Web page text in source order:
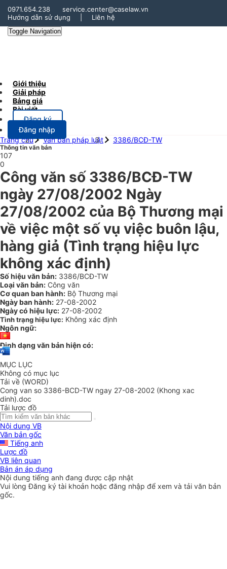
0971.654.238
service.center@caselaw.vn
Hướng dẫn sử dụng
Liên hệ
Toggle Navigation
Giới thiệu
Giải pháp
Bảng giá
Bài viết
Đăng ký
Đăng nhập
Trang chủ
Văn bản pháp luật 3386/BCĐ-TW
Thông tin văn bản
107
0
Công văn số 3386/BCĐ-TW
ngày 27/08/2002 Ngày
27/08/2002 của Bộ Thương mại
về việc một số vụ việc buôn lậu,
hàng giả (Tình trạng hiệu lực
không xác định)
Số hiệu văn bản: 3386/BCĐ-TW
Loại văn bản: Công văn
Cơ quan ban hành: Bộ Thương mại
Ngày ban hành: 27-08-2002
Ngày có hiệu lực: 27-08-2002
Tình trạng hiệu lực: Không xác định
Ngôn ngữ:
Định dạng văn bản hiện có:
MỤC LỤC
Không có mục lục
Tải về (WORD)
Cong van so 3386-BCD-TW ngay 27-08-2002 (Khong xac
dinh).doc
Tải lược đồ
Nội dung VB
Văn bản gốc
Tiếng anh
Lược đồ
VB liên quan
Bản án áp dụng
Nội dung tiếng anh đang được cập nhật
Vui lòngĐăng ký tài khoản hoặc đăng nhập để xem và tải văn bản
gốc.